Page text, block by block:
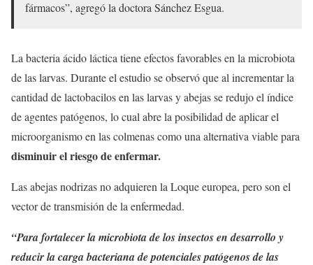
fármacos”, agregó la doctora Sánchez Esgua.
La bacteria ácido láctica tiene efectos favorables en la microbiota
de las larvas. Durante el estudio se observó que al incrementar la
cantidad de lactobacilos en las larvas y abejas se redujo el índice
de agentes patógenos, lo cual abre la posibilidad de aplicar el
microorganismo en las colmenas como una alternativa viable para
disminuir el riesgo de enfermar.
Las abejas nodrizas no adquieren la Loque europea, pero son el
vector de transmisión de la enfermedad.
“Para fortalecer la microbiota de los insectos en desarrollo y
reducir la carga bacteriana de potenciales patógenos de las